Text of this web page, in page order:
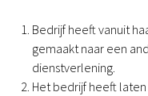
Bedrijf heeft vanuit
gemaakt naar een
dienstverlening.
Het bedrijf heeft